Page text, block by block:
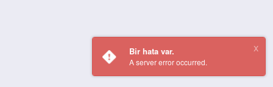
Bir hata var.
A server error occurred.